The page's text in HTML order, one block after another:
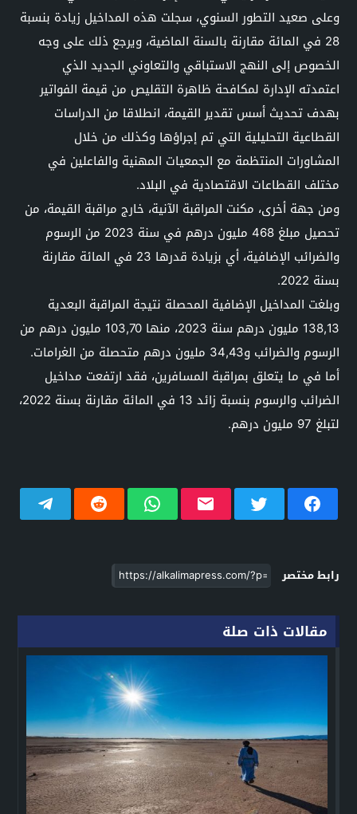
وعلى صعيد التطور السنوي، سجلت هذه المداخيل زيادة بنسبة
28 في المائة مقارنة بالسنة الماضية، ويرجع ذلك على وجه
الخصوص إلى النهج الاستباقي والتعاوني الجديد الذي
اعتمدته الإدارة لمكافحة ظاهرة التقليص من قيمة الفواتير
بهدف تحديث أسس تقدير القيمة، انطلاقا من الدراسات
القطاعية التحليلية التي تم إجراؤها وكذلك من خلال
المشاورات المنتظمة مع الجمعيات المهنية والفاعلين في
مختلف القطاعات الاقتصادية في البلاد.
ومن جهة أخرى، مكنت المراقبة الآنية، خارج مراقبة القيمة، من
تحصيل مبلغ 468 مليون درهم في سنة 2023 من الرسوم
والضرائب الإضافية، أي بزيادة قدرها 23 في المائة مقارنة
بسنة 2022.
وبلغت المداخيل الإضافية المحصلة نتيجة المراقبة البعدية
138,13 مليون درهم سنة 2023، منها 103,70 مليون درهم من
الرسوم والضرائب و34,43 مليون درهم متحصلة من الغرامات.
أما في ما يتعلق بمراقبة المسافرين، فقد ارتفعت مداخيل
الضرائب والرسوم بنسبة زائد 13 في المائة مقارنة بسنة 2022،
لتبلغ 97 مليون درهم.
رابط مختصر
مقالات ذات صلة